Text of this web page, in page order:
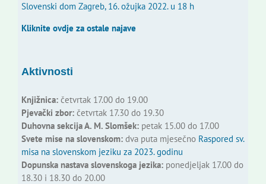
Slovenski dom Zagreb, 16. ožujka 2022. u 18 h
Kliknite ovdje za ostale najave
Aktivnosti
Knjižnica:četvrtak 17.00 do 19.00
Pjevački zbor:četvrtak 17.30 do 19.30
Duhovna sekcija A. M. Slomšek:petak 15.00 do 17.00
Svete mise na slovenskom:dva puta mjesečno Raspored sv.
misa na slovenskom jeziku za 2023. godinu
Dopunska nastava slovenskoga jezika:ponedjeljak 17.00 do
18.30 i 18.30 do 20.00